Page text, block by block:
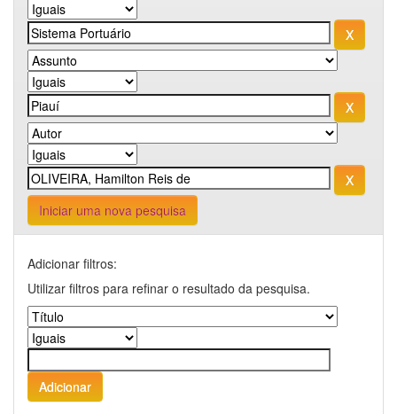
Iniciar uma nova pesquisa
Adicionar filtros:
Utilizar filtros para refinar o resultado da pesquisa.